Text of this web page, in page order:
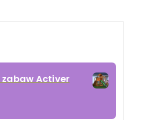
zabaw Activer